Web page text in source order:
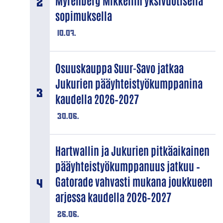
10.07.
sopimuksella
30.06.
Osuuskauppa Suur-Savo jatkaa
Jukurien pääyhteistyökumppanina
kaudella 2026–2027
26.06.
Hartwallin ja Jukurien pitkäaikainen
pääyhteistyökumppanuus jatkuu –
Gatorade vahvasti mukana joukkueen
arjessa kaudella 2026–2027